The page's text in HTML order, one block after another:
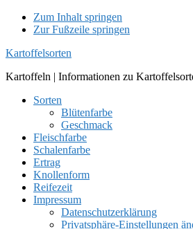
Zum Inhalt springen
Zur Fußzeile springen
Kartoffelsorten
Kartoffeln | Informationen zu
Sorten
Blütenfarbe
Geschmack
Fleischfarbe
Schalenfarbe
Ertrag
Knollenform
Reifezeit
Impressum
Datenschutzerklärung
Privatsphäre-Einstellungen